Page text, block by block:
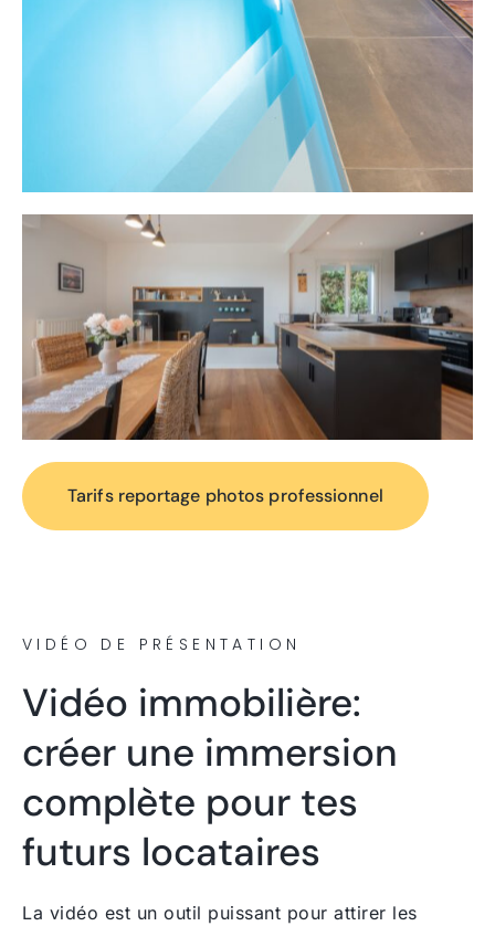
Tarifs reportage photos professionnel
VIDÉO DE PRÉSENTATION
Vidéo immobilière:
créer une immersion
complète pour tes
futurs locataires
La vidéo est un outil puissant pour attirer les